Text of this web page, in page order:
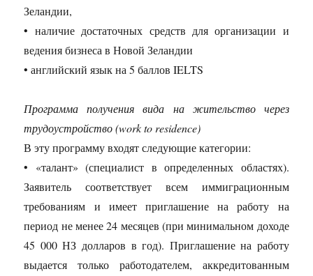
Зеландии,
• наличие достаточных средств для организации и
ведения бизнеса в Новой Зеландии
• английский язык на 5 баллов IELTS
Программа получения вида на жительство через
трудоустройство (work to residence)
В эту программу входят следующие категории:
• «талант» (специалист в определенных областях).
Заявитель соответствует всем иммиграционным
требованиям и имеет приглашение на работу на
период не менее 24 месяцев (при минимальном доходе
45 000 НЗ долларов в год). Приглашение на работу
выдается только работодателем, аккредитованным